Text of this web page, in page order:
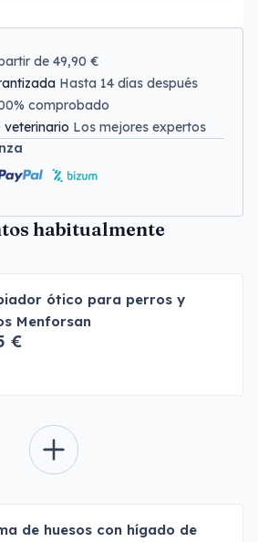
de 49,90 €
Hasta 14 días después
comprobado
veterinario Los mejores expertos
habitualmente
ótico para perros y
Menforsan
€
de huesos con hígado de